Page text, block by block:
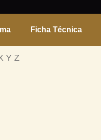
Ficha Técnica
Y Z